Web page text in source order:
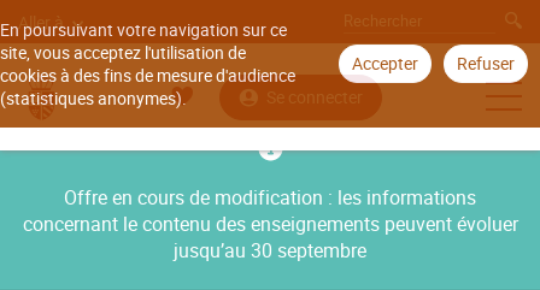
En poursuivant votre navigation sur ce
site, vous acceptez l'utilisation de
cookies à des fins de mesure d'audience
(statistiques anonymes).
Accepter Refuser
Aller à
Se connecter
Offre en cours de modification : les informations
concernant le contenu des enseignements peuvent évoluer
jusqu’au 30 septembre